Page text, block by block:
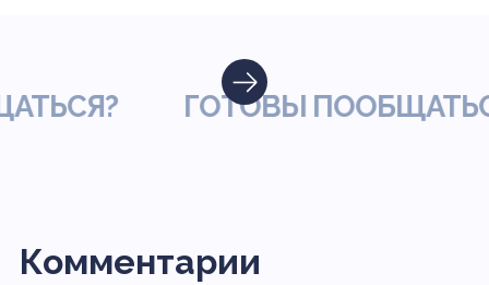
ГОТОВЫ
Комментарии